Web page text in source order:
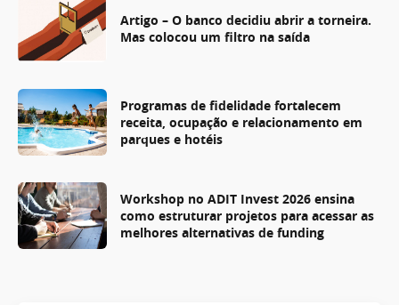
Artigo – O banco decidiu abrir a torneira.
Mas colocou um filtro na saída
Programas de fidelidade fortalecem
receita, ocupação e relacionamento em
parques e hotéis
Workshop no ADIT Invest 2026 ensina
como estruturar projetos para acessar as
melhores alternativas de funding